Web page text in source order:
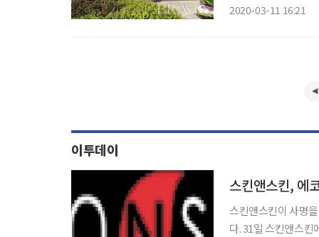
2020-03-11 16:21
이투데이
스킨앤스킨, 에
스킨앤스킨이 사명
다. 31일 스킨앤스킨에 따르면 지난 28일 열린 정기주주총회에서 △사명 변경과 사업목적 추